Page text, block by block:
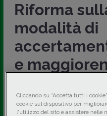
Riforma
modalità di
e
l'accertamento della
minori
che per i
Cliccando su “Accetta tutti i
cookie sul dispositivo per
l'utilizzo del sito e assistere nelle